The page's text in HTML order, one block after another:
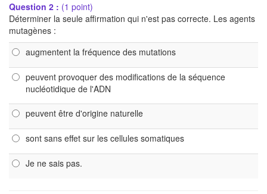
Question 2 : (1 point)
Déterminer la seule affirmation qui n'est pas correcte. Les agents
mutagènes :
augmentent la fréquence des mutations
peuvent provoquer des modifications de la séquence
nucléotidique de l'ADN
peuvent être d'origine naturelle
sont sans effet sur les cellules somatiques
Je ne sais pas.